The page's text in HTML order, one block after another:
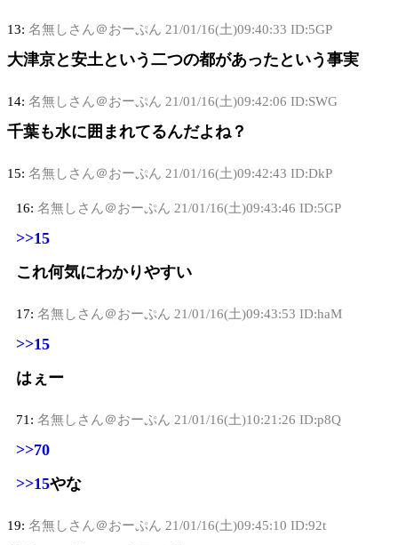
13: 名無しさん＠おーぷん 21/01/16(土)09:40:33 ID:5GP
大津京と安土という二つの都があったという事実
14: 名無しさん＠おーぷん 21/01/16(土)09:42:06 ID:SWG
千葉も水に囲まれてるんだよね？
15: 名無しさん＠おーぷん 21/01/16(土)09:42:43 ID:DkP
16: 名無しさん＠おーぷん 21/01/16(土)09:43:46 ID:5GP
>>15
これ何気にわかりやすい
17: 名無しさん＠おーぷん 21/01/16(土)09:43:53 ID:haM
>>15
はぇー
71: 名無しさん＠おーぷん 21/01/16(土)10:21:26 ID:p8Q
>>70
>>15やな
19: 名無しさん＠おーぷん 21/01/16(土)09:45:10 ID:92t